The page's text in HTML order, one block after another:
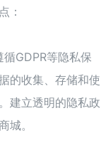
：
循GDPR等隐私保
的收集、存储和使
建立透明的隐私政
城。